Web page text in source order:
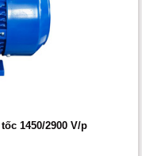
1450/2900 V/p